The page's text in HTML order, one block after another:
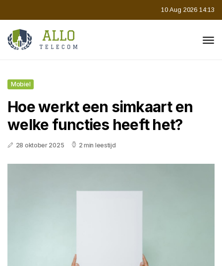
10 Aug 2026 14:13
Mobiel
Hoe werkt een simkaart en
welke functies heeft het?
28 oktober 2025 2 min leestijd